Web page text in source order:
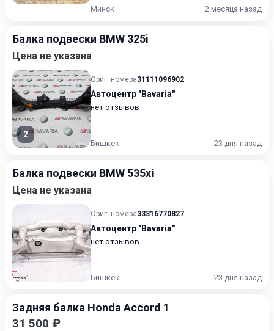
Минск
2 месяца назад
Балка подвески BMW 325i
Цена не указана
2
Ориг. номера31111096902
Автоцентр "Bavaria"
нет отзывов
Бишкек 23 дня назад
Балка подвески BMW 535xi
Цена не указана
Ориг. номера33316770827
Автоцентр "Bavaria"
нет отзывов
Бишкек 23 дня назад
Задняя балка Honda Accord 1
31 500 ₽